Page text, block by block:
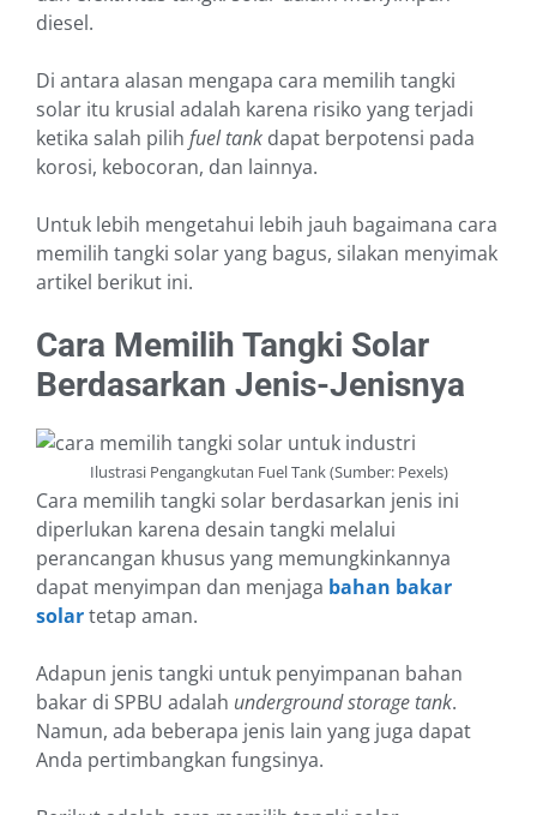
diesel.
Di antara alasan mengapa cara memilih tangki
solar itu krusial adalah karena risiko yang terjadi
ketika salah pilih fuel tank dapat berpotensi pada
korosi, kebocoran, dan lainnya.
Untuk lebih mengetahui lebih jauh bagaimana cara
memilih tangki solar yang bagus, silakan menyimak
artikel berikut ini.
Cara Memilih Tangki Solar
Berdasarkan Jenis-Jenisnya
Ilustrasi Pengangkutan Fuel Tank (Sumber: Pexels)
Cara memilih tangki solar berdasarkan jenis ini
diperlukan karena desain tangki melalui
perancangan khusus yang memungkinkannya
dapat menyimpan dan menjaga bahan bakar
solartetap aman.
Adapun jenis tangki untuk penyimpanan bahan
bakar di SPBU adalah underground storage tank.
Namun, ada beberapa jenis lain yang juga dapat
Anda pertimbangkan fungsinya.